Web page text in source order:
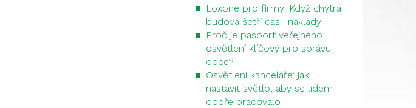
Loxone pro firmy: Když chytrá
budova šetří čas i náklady
Proč je pasport veřejného
osvětlení klíčový pro správu
obce?
Osvětlení kanceláře: jak
nastavit světlo, aby se lidem
dobře pracovalo